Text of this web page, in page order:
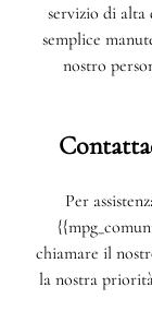
servizio di alta
semplice
nostro
Per
chiamare il
la nostra